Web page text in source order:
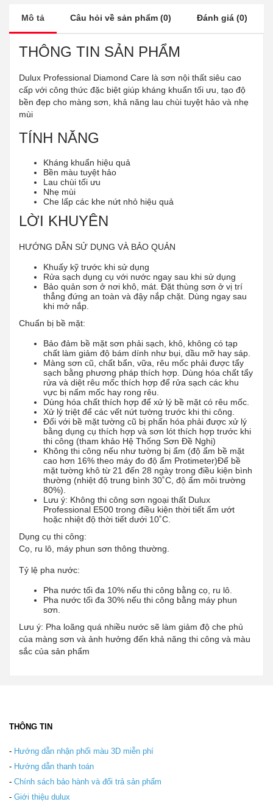
Mô tả Câu hỏi về sản phẩm (0) Đánh giá (0)
THÔNG TIN SẢN PHẨM
Dulux Professional Diamond Care là sơn nội thất siêu cao
cấp với công thức đặc biệt giúp kháng khuẩn tối ưu, tạo độ
bền đẹp cho màng sơn, khả năng lau chùi tuyệt hảo và nhẹ
mùi
TÍNH NĂNG
Kháng khuẩn hiệu quả
Bền màu tuyệt hảo
Lau chùi tối ưu
Nhẹ mùi
Che lấp các khe nứt nhỏ hiệu quả
LỜI KHUYÊN
HƯỚNG DẪN SỬ DỤNG VÀ BẢO QUẢN
Khuấy kỹ trước khi sử dụng
Rửa sạch dụng cụ với nước ngay sau khi sử dụng
Bảo quản sơn ở nơi khô, mát. Đặt thùng sơn ở vị trí
thẳng đứng an toàn và đậy nắp chặt. Dùng ngay sau
khi mở nắp.
Chuẩn bị bề mặt:
Bảo đảm bề mặt sơn phải sạch, khô, không có tạp
chất làm giảm độ bám dính như bụi, dầu mỡ hay sáp.
Màng sơn cũ, chất bẩn, vữa, rêu mốc phải được tẩy
sạch bằng phương pháp thích hợp. Dùng hóa chất tẩy
rửa và diệt rêu mốc thích hợp để rửa sạch các khu
vực bị nấm mốc hay rong rêu.
Dùng hóa chất thích hợp để xử lý bề mặt có rêu mốc.
Xử lý triệt để các vết nứt tường trước khi thi công.
Đối với bề mặt tường cũ bị phấn hóa phải được xử lý
bằng dụng cụ thích hợp và sơn lót thích hợp trước khi
thi công (tham khảo Hệ Thống Sơn Đề Nghị)
Không thi công nếu như tường bị ẩm (độ ẩm bề mặt
cao hơn 16% theo máy đo độ ẩm Protimeter)Để bề
mặt tường khô từ 21 đến 28 ngày trong điều kiện bình
thường (nhiệt độ trung bình 30˚C, độ ẩm môi trường
80%).
Lưu ý: Không thi công sơn ngoại thất Dulux
Professional E500 trong điều kiện thời tiết ẩm ướt
hoặc nhiệt độ thời tiết dưới 10˚C.
Dụng cụ thi công:
Cọ, ru lô, máy phun sơn thông thường.
Tỷ lệ pha nước:
Pha nước tối đa 10% nếu thi công bằng cọ, ru lô.
Pha nước tối đa 30% nếu thi công bằng máy phun
sơn.
Lưu ý: Pha loãng quá nhiều nước sẽ làm giảm độ che phủ
của màng sơn và ảnh hưởng đến khả năng thi công và màu
sắc của sản phẩm
THÔNG TIN
- Hướng dẫn nhận phối màu 3D miễn phí
- Hướng dẫn thanh toán
- Chính sách bảo hành và đổi trả sản phẩm
- Giới thiệu dulux